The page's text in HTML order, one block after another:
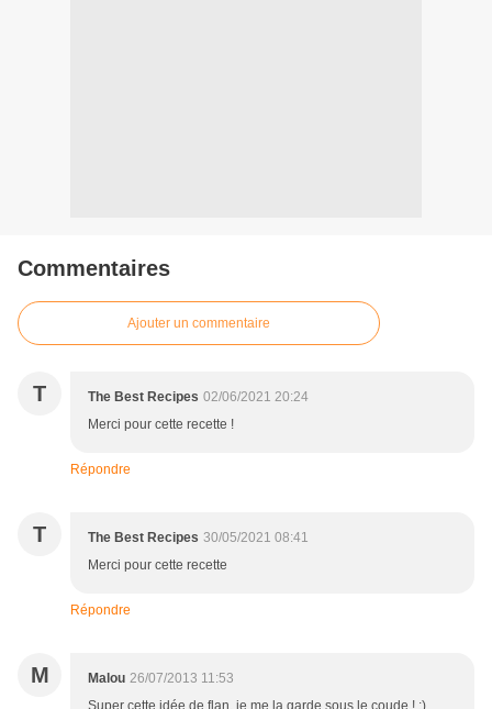
Commentaires
Ajouter un commentaire
T The Best Recipes 02/06/2021 20:24
Merci pour cette recette !
Répondre
T The Best Recipes 30/05/2021 08:41
Merci pour cette recette
Répondre
M Malou 26/07/2013 11:53
Super cette idée de flan, je me la garde sous le coude ! ;)